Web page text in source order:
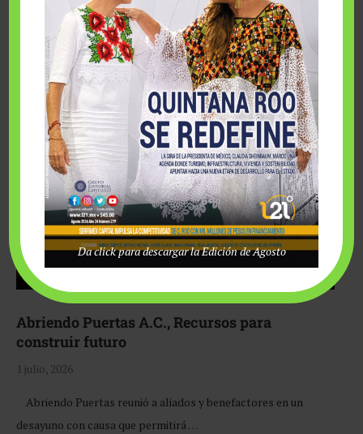
Fairmont Mayakoba y Make-A-Wish México unieron
esfuerzos para hacer realidad el deseo de una …
Abriendo Puertas A.C., Recursos para
construir futuro
1 julio, 2026
Abriendo Puertas reunió a aliados y benefactores en un
desayuno con causa que permitirá …
Da click para descargar la Edición de Agosto